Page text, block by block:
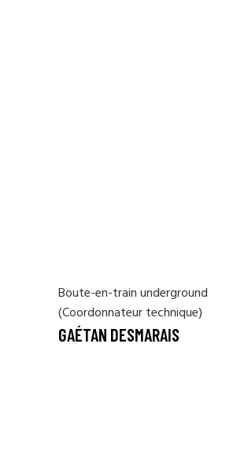
Boute-en-train underground
(Coordonnateur technique)
GAÉTAN DESMARAIS